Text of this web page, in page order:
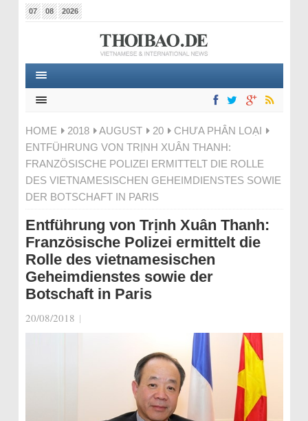
07 08 2026
HOME 2018 AUGUST 20
CHƯA PHÂN LOẠI
ENTFÜHRUNG VON TRỊNH XUÂN THANH:
FRANZÖSISCHE POLIZEI ERMITTELT DIE ROLLE
DES VIETNAMESISCHEN GEHEIMDIENSTES SOWIE
DER BOTSCHAFT IN PARIS
Entführung von Trịnh Xuân Thanh:
Französische Polizei ermittelt die
Rolle des vietnamesischen
Geheimdienstes sowie der
Botschaft in Paris
20/08/2018 |